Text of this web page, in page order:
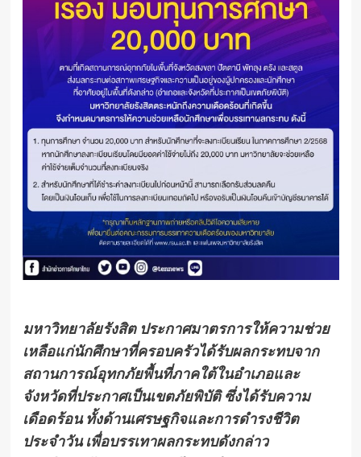
มหาวิทยาลัยรังสิต ประกาศมาตรการให้ความช่วย
เหลือแก่นักศึกษาที่ครอบครัวได้รับผลกระทบจาก
สถานการณ์อุทกภัยพื้นที่ภาคใต้ในอำเภอและ
จังหวัดที่ประกาศเป็นเขตภัยพิบัติ ซึ่งได้รับความ
เดือดร้อน ทั้งด้านเศรษฐกิจและการดำรงชีวิต
ประจำวัน เพื่อบรรเทาผลกระทบดังกล่าว